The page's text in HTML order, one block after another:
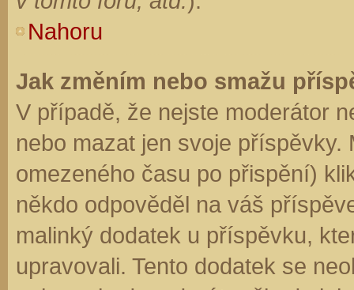
Nahoru
Jak změním nebo smažu
V případě, že nejste moderátor
nebo mazat jen svoje
omezeného času po přispění)
někdo odpověděl na váš
malinký dodatek u příspěvku,
upravovali. Tento dodatek se